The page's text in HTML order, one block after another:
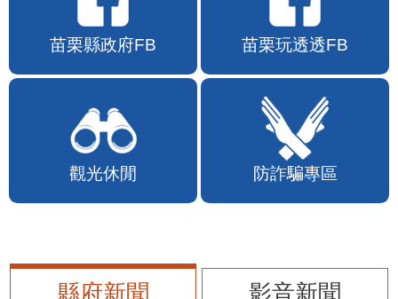
苗栗縣政府FB 苗栗玩透透FB
觀光休閒 防詐騙專區
縣府新聞
影音新聞